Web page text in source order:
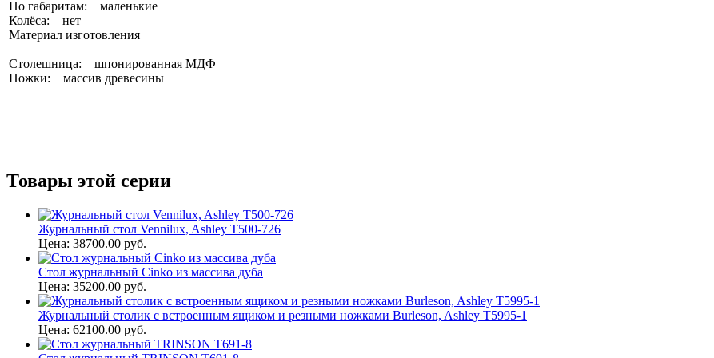
По габаритам: маленькие
Колёса: нет
Материал изготовления
Столешница: шпонированная МДФ
Ножки: массив древесины
Товары этой серии
Журнальный стол Vennilux, Ashley T500-726
Цена: 38700.00 руб.
Стол журнальный Cinko из массива дуба
Цена: 35200.00 руб.
Журнальный столик с встроенным ящиком и резными ножками Burleson, Ashley T5995-1
Цена: 62100.00 руб.